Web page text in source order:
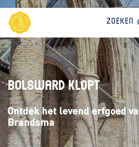
Zoeken
Bolsward klopt
Ontdek het levend erfgoed
Brandsma